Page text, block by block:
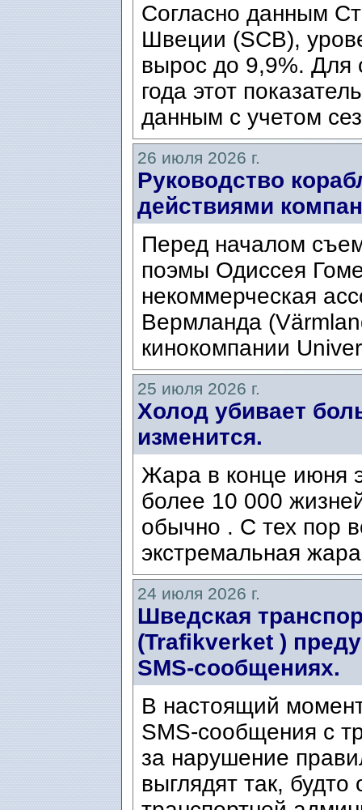
Согласно данным
Швеции (SCB),
вырос до 9,9%. Для
года этот
данным с учетом
26 июля 2026 г.
Руководство
действиями
Перед началом
поэмы Одиссея
некоммерческая
Вермланда
кинокомпании
25 июля 2026 г.
Холод убивает
изменится.
Жара в конце июня
более 10 000
обычно . С тех пор
экстремальная
24 июля 2026 г.
Шведская
(Trafikverket )
SMS-сообщениях.
В настоящий
SMS-сообщения с
за нарушение
выглядят так,